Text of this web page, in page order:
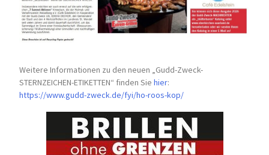
Weitere Informationen zu den neuen „Gudd-Zweck-
STERNZEICHEN-ETIKETTEN“ finden Siehier:
https://www.gudd-zweck.de/fyi/ho-roos-kop/